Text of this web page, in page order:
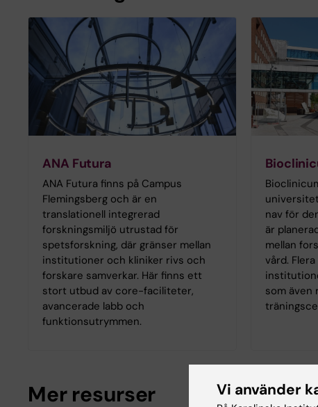
ANA Futura
ANA Futura finns på Campus
Flemingsberg och är en
translationell integrerad
forskningsmiljö utrustad för
spetsforskning, där gränser mellan
institutioner och kliniker rivs och
forskare samverkar. Här finns ett
stort utbud av core-faciliteter,
avancerade labb och
funktionsutrymmen.
nav för
är
mellan
vård.
som även
Mer resurser Vi använder